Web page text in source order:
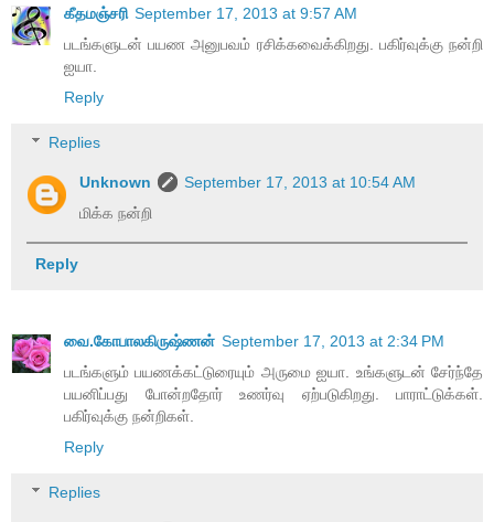
கீதமஞ்சரி September 17, 2013 at 9:57 AM
படங்களுடன் பயண அனுபவம் ரசிக்கவைக்கிறது. பகிர்வுக்கு நன்றி
ஐயா.
Reply
Replies
Unknown
September 17, 2013 at 10:54 AM
மிக்க நன்றி
Reply
வை.கோபாலகிருஷ்ணன் September 17, 2013 at 2:34 PM
படங்களும் பயணக்கட்டுரையும் அருமை ஐயா. உங்களுடன் சேர்ந்தே
பயனிப்பது போன்றதோர் உணர்வு ஏற்படுகிறது. பாராட்டுக்கள்.
பகிர்வுக்கு நன்றிகள்.
Reply
Replies